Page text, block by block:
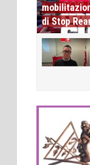
di Stop